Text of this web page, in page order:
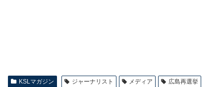
KSLマガジン ジャーナリスト メディア 広島再選挙